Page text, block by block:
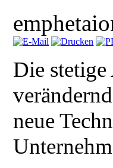
Die stetige
neue